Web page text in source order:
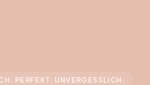
PERFEKT. UNVERGESSLICH.